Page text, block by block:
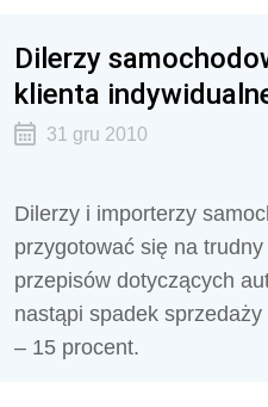
Dilerzy
klienta
31 gru 2010
Dilerzy i importerzy
przygotować się na
przepisów dotyczących
nastąpi spadek
– 15 procent.